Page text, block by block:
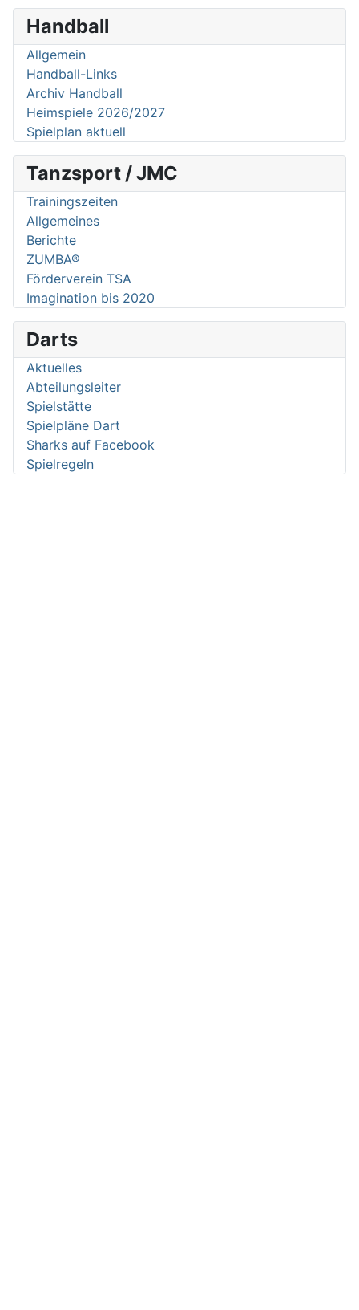
Handball
Allgemein
Handball-Links
Archiv Handball
Heimspiele 2026/2027
Spielplan aktuell
Tanzsport / JMC
Trainingszeiten
Allgemeines
Berichte
ZUMBA®
Förderverein TSA
Imagination bis 2020
Darts
Aktuelles
Abteilungsleiter
Spielstätte
Spielpläne Dart
Sharks auf Facebook
Spielregeln